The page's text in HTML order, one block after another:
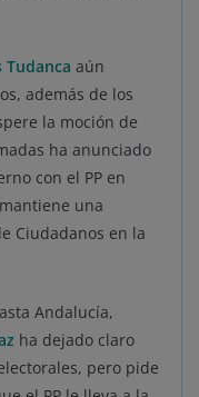
Tudanca aún
además de los
la moción de
ha anunciado
con el PP en
una
Ciudadanos en la
Andalucía,
ha dejado claro
pero pide
Aceptar cookies
de cookies